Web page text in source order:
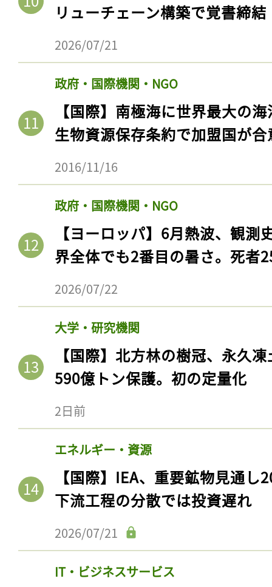
リューチェーン構築で覚書締結
2026/07/21
政府・国際機関・NGO
【国際】南極海に世界最大の
生物資源保存条約で加盟国が合
2016/11/16
政府・国際機関・NGO
【ヨーロッパ】6月熱波、観
界全体でも2番目の暑さ。死者
2026/07/22
大学・研究機関
【国際】北方林の樹冠、永久
590億トン保護。初の定量化
2日前
エネルギー・資源
【国際】IEA、重要鉱物見通
下流工程の分散では投資遅れ
2026/07/21
IT・ビジネスサービス
記事をお気に入りに
ログインが必
会員登録